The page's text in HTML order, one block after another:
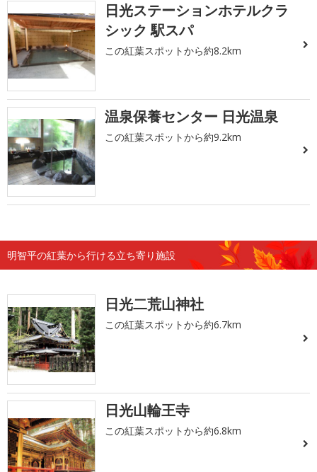
日光ステーションホテルクラ
シック 駅スパ
この紅葉スポットから約8.2km
温泉保養センター 日光温泉
この紅葉スポットから約9.2km
明智平の紅葉から行ける立ち寄り施設
日光二荒山神社
この紅葉スポットから約6.7km
日光山輪王寺
この紅葉スポットから約6.8km